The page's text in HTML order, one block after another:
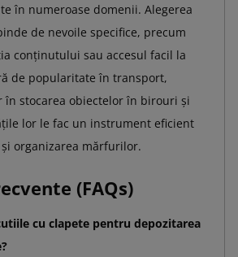
în numeroase domenii. Alegerea
de nevoile specifice, precum
conținutului sau accesul facil la
de popularitate în transport,
în stocarea obiectelor în birouri și
lor le fac un instrument eficient
organizarea mărfurilor.
(FAQs)
cu clapete pentru depozitarea